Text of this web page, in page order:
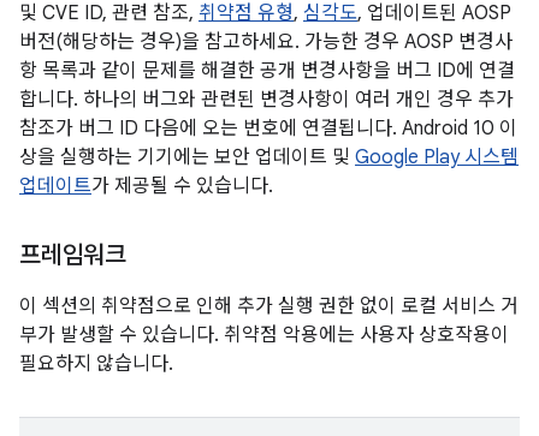
및 CVE ID, 관련 참조, 취약점 유형, 심각도, 업데이트된 AOSP
버전(해당하는 경우)을 참고하세요. 가능한 경우 AOSP 변경사
항 목록과 같이 문제를 해결한 공개 변경사항을 버그 ID에 연결
합니다. 하나의 버그와 관련된 변경사항이 여러 개인 경우 추가
참조가 버그 ID 다음에 오는 번호에 연결됩니다. Android 10 이
상을 실행하는 기기에는 보안 업데이트 및 Google Play 시스템
업데이트가 제공될 수 있습니다.
프레임워크
이 섹션의 취약점으로 인해 추가 실행 권한 없이 로컬 서비스 거
부가 발생할 수 있습니다. 취약점 악용에는 사용자 상호작용이
필요하지 않습니다.